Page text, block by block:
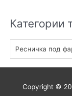
Категории
Ресничка под
Copyright ©